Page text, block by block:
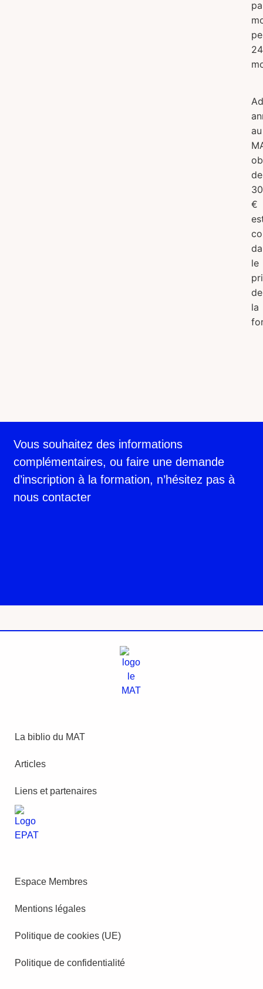
24
au
de
30
€
le
de
la
Vous souhaitez des informations
complémentaires, ou faire une demande
d’inscription à la formation, n’hésitez pas à
nous contacter
La biblio du MAT
Articles
Liens et partenaires
Espace Membres
Mentions légales
Politique de cookies (UE)
Politique de confidentialité